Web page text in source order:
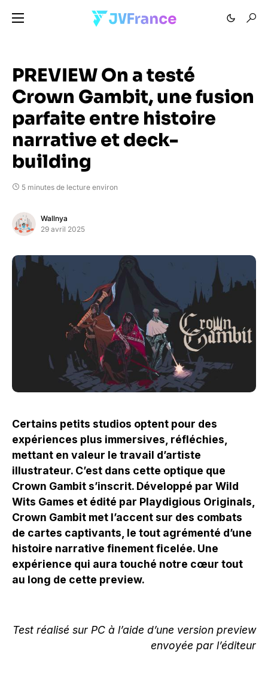
PREVIEW On a testé
Crown Gambit, une fusion
parfaite entre histoire
narrative et deck-
building
5 minutes de lecture environ
Wallnya
29 avril 2025
Certains petits studios optent pour des
expériences plus immersives, réfléchies,
mettant en valeur le travail d’artiste
illustrateur. C’est dans cette optique que
Crown Gambit s’inscrit. Développé par Wild
Wits Games et édité par Playdigious Originals,
Crown Gambit met l’accent sur des combats
de cartes captivants, le tout agrémenté d’une
histoire narrative finement ficelée. Une
expérience qui aura touché notre cœur tout
au long de cette preview.
Test réalisé sur PC à l’aide d’une version preview
envoyée par l’éditeur